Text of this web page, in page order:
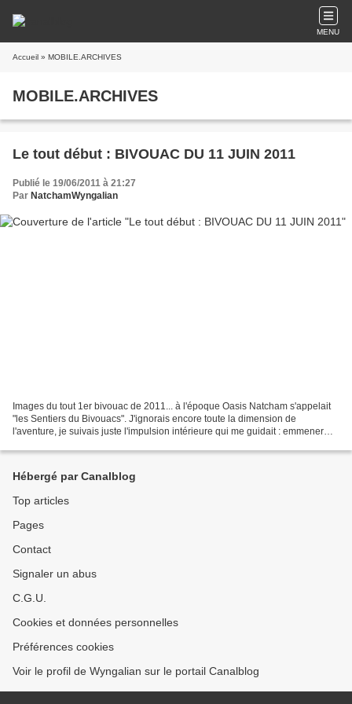
MENU
Accueil » MOBILE.ARCHIVES
MOBILE.ARCHIVES
Le tout début : BIVOUAC DU 11 JUIN 2011
Publié le 19/06/2011 à 21:27
Par NatchamWyngalian
Images du tout 1er bivouac de 2011... à l'époque Oasis Natcham s'appelait
"les Sentiers du Bivouacs". J'ignorais encore toute la dimension de
l'aventure, je suivais juste l'impulsion intérieure qui me guidait : emmener
Hébergé par Canalblog
Top articles
Pages
Contact
Signaler un abus
C.G.U.
Cookies et données personnelles
Préférences cookies
Voir le profil de Wyngalian sur le portail Canalblog